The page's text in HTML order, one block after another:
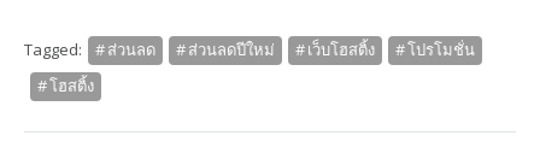
Tagged: ส่วนลด ส่วนลดปีใหม่ เว็บโฮสติ้ง
โปรโมชั่น
โฮสติ้ง